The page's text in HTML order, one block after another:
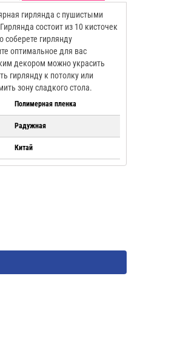
гирлянда с пушистыми
состоит из 10 кисточек
гирлянду
оптимальное для вас
декором можно украсить
гирлянду к потолку или
зону сладкого стола.
Полимерная пленка
Радужная
Китай